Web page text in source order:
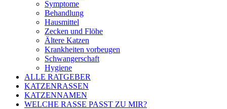
Symptome
Behandlung
Hausmittel
Zecken und Flöhe
Ältere Katzen
Krankheiten vorbeugen
Schwangerschaft
Hygiene
ALLE RATGEBER
KATZENRASSEN
KATZENNAMEN
WELCHE RASSE PASST ZU MIR?